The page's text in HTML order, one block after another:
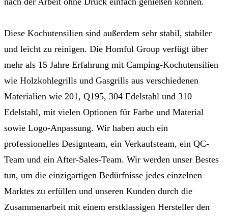
Diese Kochutensilien sind außerdem sehr stabil, stabiler
und leicht zu reinigen. Die Homful Group verfügt über
mehr als 15 Jahre Erfahrung mit Camping-Kochutensilien
wie Holzkohlegrills und Gasgrills aus verschiedenen
Materialien wie 201, Q195, 304 Edelstahl und 310
Edelstahl, mit vielen Optionen für Farbe und Material
sowie Logo-Anpassung. Wir haben auch ein
professionelles Designteam, ein Verkaufsteam, ein QC-
Team und ein After-Sales-Team. Wir werden unser Bestes
tun, um die einzigartigen Bedürfnisse jedes einzelnen
Marktes zu erfüllen und unseren Kunden durch die
Zusammenarbeit mit einem erstklassigen Hersteller den